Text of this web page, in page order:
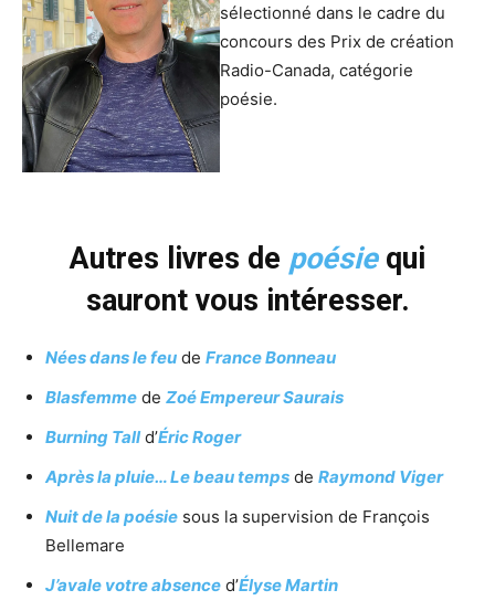
sélectionné dans le cadre du
concours des Prix de création
Radio-Canada, catégorie
poésie.
Autres livres de poésiequi
sauront vous intéresser.
Nées dans le feu de France Bonneau
Blasfemme de Zoé Empereur Saurais
Burning Talld’Éric Roger
Après la pluie… Le beau temps de Raymond Viger
Nuit de la poésie sous la supervision de François
Bellemare
J’avale votre absence d’Élyse Martin